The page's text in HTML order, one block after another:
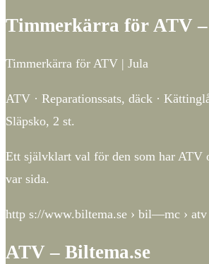
Timmerkärra för ATV
Timmerkärra för ATV | Jula
ATV · Reparationssats, däck ·
Släpsko, 2 st.
Ett självklart val för den som har ATV
var sida.
http s://www.biltema.se › bil—mc › atv
ATV – Biltema.se